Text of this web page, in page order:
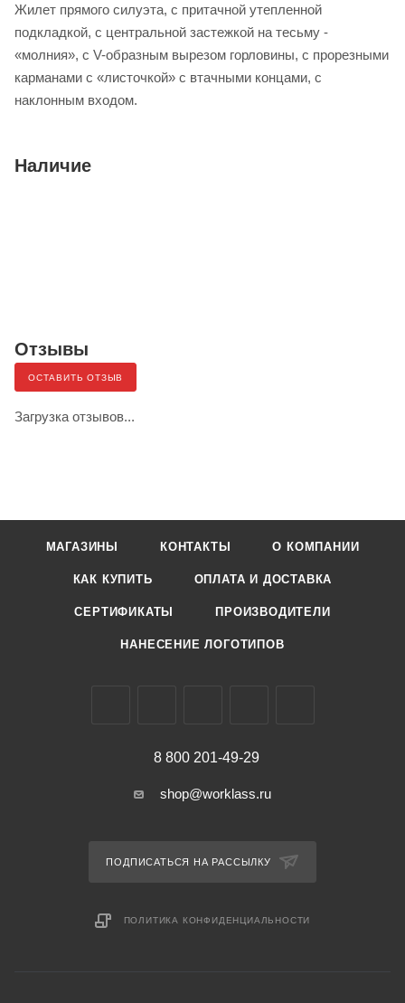
Жилет прямого силуэта, с притачной утепленной
подкладкой, с центральной застежкой на тесьму -
«молния», с V-образным вырезом горловины, с прорезными
карманами с «листочкой» с втачными концами, с
наклонным входом.
Наличие
Отзывы
ОСТАВИТЬ ОТЗЫВ
Загрузка отзывов...
МАГАЗИНЫ КОНТАКТЫ О КОМПАНИИ
КАК КУПИТЬ ОПЛАТА И ДОСТАВКА
СЕРТИФИКАТЫ ПРОИЗВОДИТЕЛИ
НАНЕСЕНИЕ ЛОГОТИПОВ
8 800 201-49-29
shop@worklass.ru
ПОДПИСАТЬСЯ НА РАССЫЛКУ
ПОЛИТИКА КОНФИДЕНЦИАЛЬНОСТИ